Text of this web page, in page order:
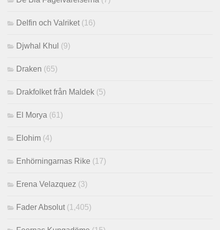
Delfin och Valriket (16)
Djwhal Khul (9)
Draken (65)
Drakfolket från Maldek (5)
El Morya (61)
Elohim (4)
Enhörningarnas Rike (17)
Erena Velazquez (3)
Fader Absolut (1,405)